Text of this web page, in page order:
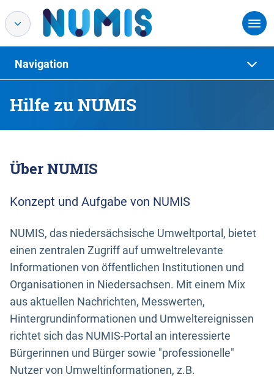
Hilfe zu NUMIS
Navigation
Über NUMIS
Konzept und Aufgabe von NUMIS
NUMIS, das niedersächsische Umweltportal, bietet
einen zentralen Zugriff auf umweltrelevante
Informationen von öffentlichen Institutionen und
Organisationen in Niedersachsen. Mit einem Mix
aus aktuellen Nachrichten, Messwerten,
Hintergrundinformationen und Umweltereignissen
richtet sich das NUMIS-Portal an interessierte
Bürgerinnen und Bürger sowie "professionelle"
Nutzer von Umweltinformationen, z.B.